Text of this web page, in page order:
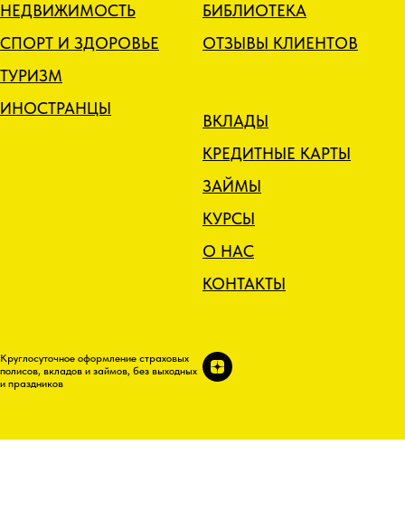
НЕДВИЖИМОСТЬ
СПОРТ И ЗДОРОВЬЕ
ТУРИЗМ
ИНОСТРАНЦЫ
БИБЛИОТЕКА
ОТЗЫВЫ КЛИЕНТОВ
ВКЛАДЫ
КРЕДИТНЫЕ КАРТЫ
ЗАЙМЫ
КУРСЫ
О НАС
КОНТАКТЫ
Круглосуточное оформление страховых
полисов, вкладов и займов, без выходных
и праздников